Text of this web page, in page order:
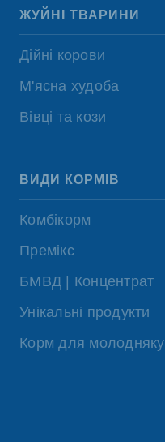
ЖУЙНІ ТВАРИНИ
Дійні корови
М'ясна худоба
Вівці та кози
ВИДИ КОРМІВ
Комбікорм
Премікс
БМВД | Концентрат
Унікальні продукти
Корм для молодняку